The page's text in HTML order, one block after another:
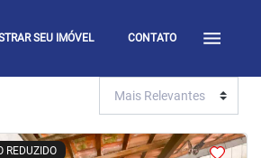
SEU IMÓVEL CONTATO
REDUZIDO